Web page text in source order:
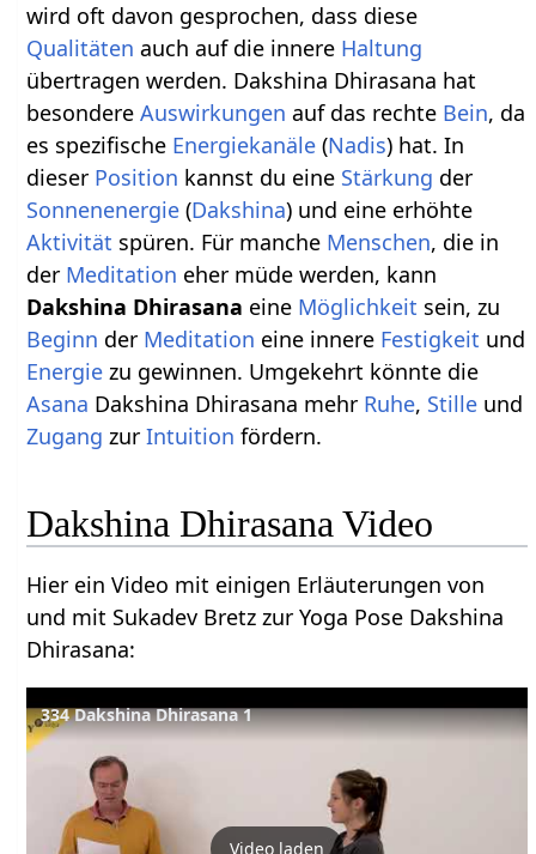
wird oft davon gesprochen, dass diese
Qualitäten auch auf die innere Haltung
übertragen werden. Dakshina Dhirasana hat
besondereAuswirkungen auf das rechte Bein, da
es spezifische Energiekanäle (Nadis) hat. In
dieser Position kannst du eine Stärkung der
Sonnenenergie (Dakshina) und eine erhöhte
Aktivität spüren. Für manche Menschen, die in
der Meditation eher müde werden, kann
Dakshina Dhirasana eine Möglichkeit sein, zu
Beginn der Meditation eine innere Festigkeit und
Energie zu gewinnen. Umgekehrt könnte die
Asana Dakshina Dhirasana mehr Ruhe, Stille und
Zugang zurIntuition fördern.
Dakshina Dhirasana Video
Hier ein Video mit einigen Erläuterungen von
und mit Sukadev Bretz zur Yoga Pose Dakshina
Dhirasana:
334 Dakshina Dhirasana 1
Video laden